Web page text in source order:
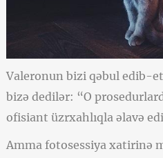
Valeronun bizi qəbul edib-
bizə dedilər: “O
ofisiant üzrxahlıqla əlavə
Amma fotosessiya xatirinə